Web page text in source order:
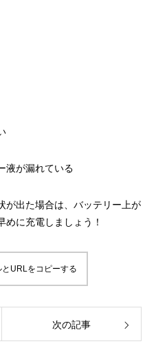
液が漏れている
が出た場合は、バッテリー上が
めに充電しましょう！
とURLをコピーする
次の記事